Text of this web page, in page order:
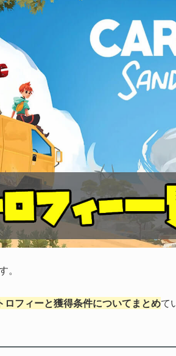
。
フィーと獲得条件についてまとめて